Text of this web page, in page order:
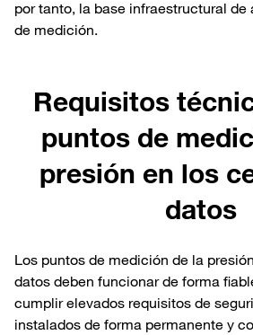
por tanto, la base infraestructural
de medición.
Requisitos
puntos de
presión en los
datos
Los puntos de medición de la
datos deben funcionar de forma
cumplir elevados requisitos de
instalados de forma permanente y